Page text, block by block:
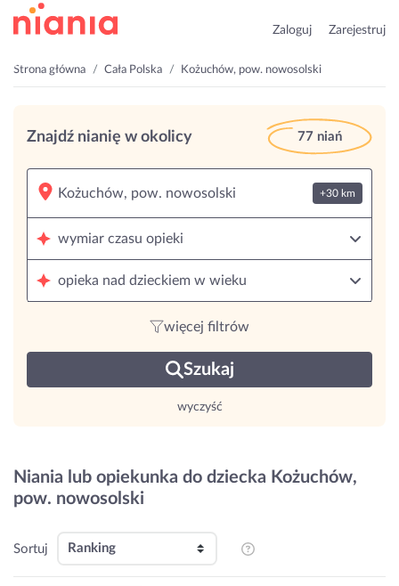
Zaloguj Zarejestruj
Strona główna Cała Polska Kożuchów, pow. nowosolski
Znajdź nianię w okolicy 77 niań
+30 km
wymiar czasu opieki
opieka nad dzieckiem w wieku
więcej filtrów
Szukaj
wyczyść
Niania lub opiekunka do dziecka Kożuchów,
pow. nowosolski
Sortuj